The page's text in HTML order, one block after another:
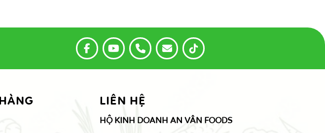
LIÊN HỆ
HỘ KINH DOANH AN VÂN FOODS